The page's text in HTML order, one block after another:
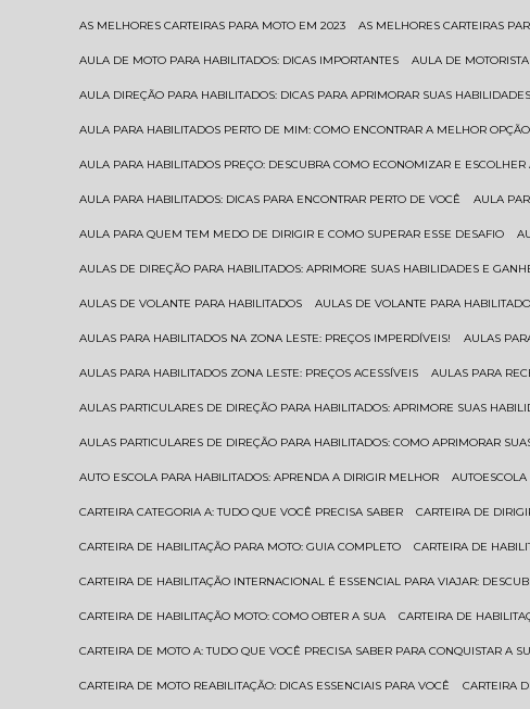
AS MELHORES CARTEIRAS PARA MOTO EM 2023 AS MELHORES CARTEIRAS
AULA DE MOTO PARA HABILITADOS: DICAS IMPORTANTES AULA DE
AULA DIREÇÃO PARA HABILITADOS: DICAS PARA APRIMORAR SUAS
AULA PARA HABILITADOS PERTO DE MIM: COMO ENCONTRAR A MELHOR
AULA PARA HABILITADOS PREÇO: DESCUBRA COMO ECONOMIZAR E
AULA PARA HABILITADOS: DICAS PARA ENCONTRAR PERTO DE VOCÊ AULA
AULA PARA QUEM TEM MEDO DE DIRIGIR E COMO SUPERAR ESSE DESAFIO
AULAS DE DIREÇÃO PARA HABILITADOS: APRIMORE SUAS HABILIDADES E
AULAS DE VOLANTE PARA HABILITADOS AULAS DE VOLANTE PARA
AULAS PARA HABILITADOS NA ZONA LESTE: PREÇOS IMPERDÍVEIS! AULAS
AULAS PARA HABILITADOS ZONA LESTE: PREÇOS ACESSÍVEIS AULAS PARA
AULAS PARTICULARES DE DIREÇÃO PARA HABILITADOS: APRIMORE SUAS
AULAS PARTICULARES DE DIREÇÃO PARA HABILITADOS: COMO APRIMORAR
AUTO ESCOLA PARA HABILITADOS: APRENDA A DIRIGIR MELHOR
CARTEIRA CATEGORIA A: TUDO QUE VOCÊ PRECISA SABER CARTEIRA DE
CARTEIRA DE HABILITAÇÃO PARA MOTO: GUIA COMPLETO CARTEIRA DE
CARTEIRA DE HABILITAÇÃO INTERNACIONAL É ESSENCIAL PARA VIAJAR:
CARTEIRA DE HABILITAÇÃO MOTO: COMO OBTER A SUA CARTEIRA DE
CARTEIRA DE MOTO A: TUDO QUE VOCÊ PRECISA SABER PARA CONQUISTAR A
CARTEIRA DE MOTO REABILITAÇÃO: DICAS ESSENCIAIS PARA VOCÊ CARTEIRA